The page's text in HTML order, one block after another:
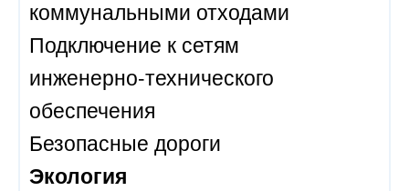
коммунальными отходами
Подключение к сетям
инженерно-технического
обеспечения
Безопасные дороги
Экология